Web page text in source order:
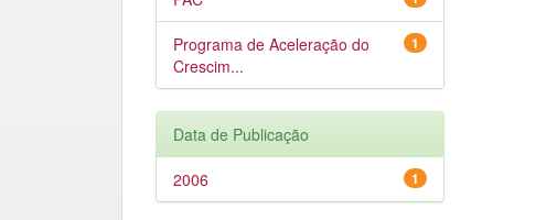
1
Programa de Aceleração do
Crescim...
Data de Publicação
1
2006